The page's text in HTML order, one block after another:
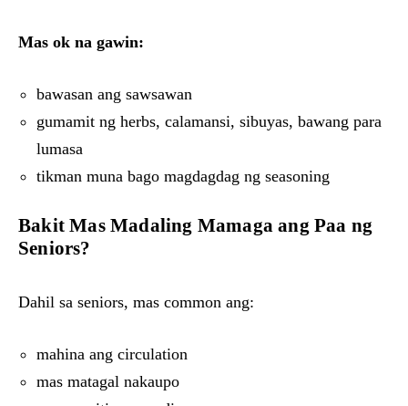
Mas ok na gawin:
bawasan ang sawsawan
gumamit ng herbs, calamansi, sibuyas, bawang para
lumasa
tikman muna bago magdagdag ng seasoning
Bakit Mas Madaling Mamaga ang Paa ng
Seniors?
Dahil sa seniors, mas common ang:
mahina ang circulation
mas matagal nakaupo